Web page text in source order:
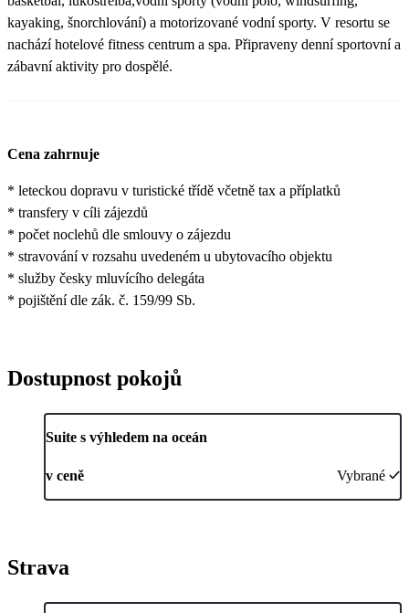
kayaking, šnorchlování) a motorizované vodní sporty. V resortu se
nachází hotelové fitness centrum a spa. Připraveny denní sportovní a
zábavní aktivity pro dospělé.
Cena zahrnuje
* leteckou dopravu v turistické třídě včetně tax a příplatků
* transfery v cíli zájezdů
* počet noclehů dle smlouvy o zájezdu
* stravování v rozsahu uvedeném u ubytovacího objektu
* služby česky mluvícího delegáta
* pojištění dle zák. č. 159/99 Sb.
Dostupnost pokojů
Suite s výhledem na oceán
v ceně Vybrané
Strava